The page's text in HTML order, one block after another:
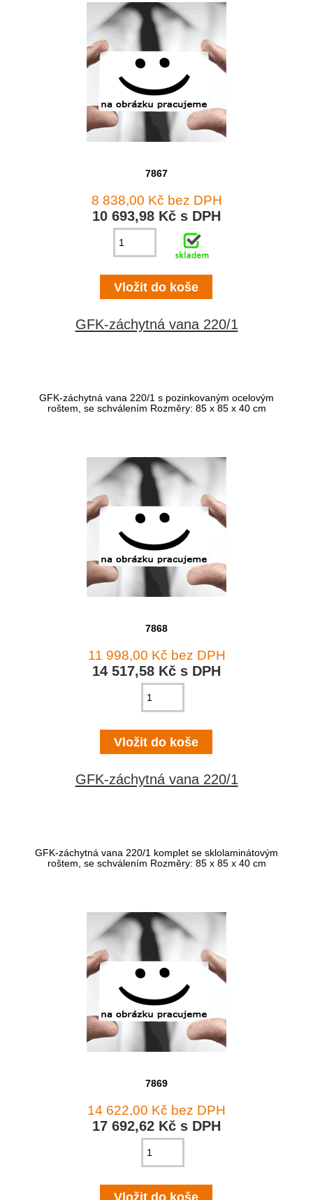
7867
8 838,00 Kč bez DPH
10 693,98 Kč s DPH
GFK-záchytná vana 220/1
GFK-záchytná vana 220/1 s pozinkovaným ocelovým
roštem, se schválením Rozměry: 85 x 85 x 40 cm
7868
11 998,00 Kč bez DPH
14 517,58 Kč s DPH
GFK-záchytná vana 220/1
GFK-záchytná vana 220/1 komplet se sklolaminátovým
roštem, se schválením Rozměry: 85 x 85 x 40 cm
7869
14 622,00 Kč bez DPH
17 692,62 Kč s DPH